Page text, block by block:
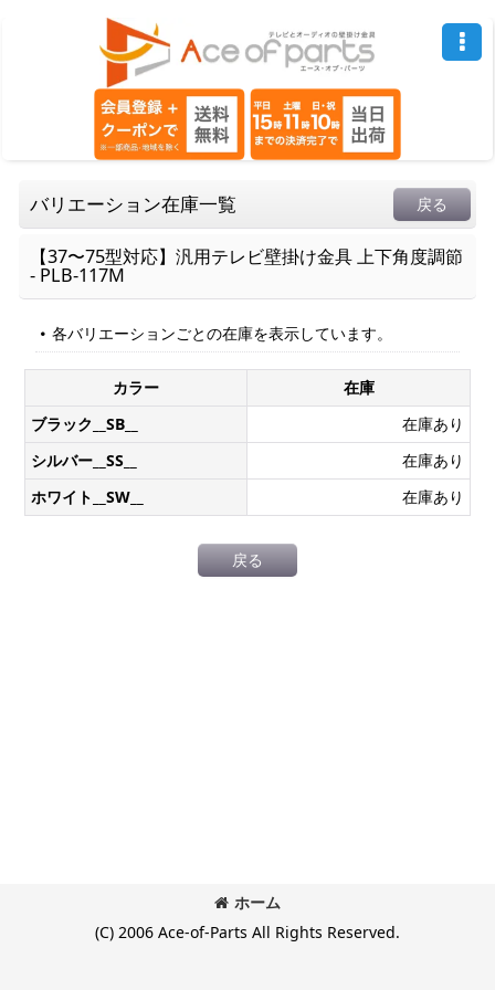
バリエーション在庫一覧 戻る
【37〜75型対応】汎用テレビ壁掛け金具 上下角度調節
- PLB-117M
各バリエーションごとの在庫を表示しています。
カラー
在庫
ブラック__SB__
在庫あり
シルバー__SS__
在庫あり
ホワイト__SW__
在庫あり
戻る
ホーム
(C) 2006 Ace-of-Parts All Rights Reserved.